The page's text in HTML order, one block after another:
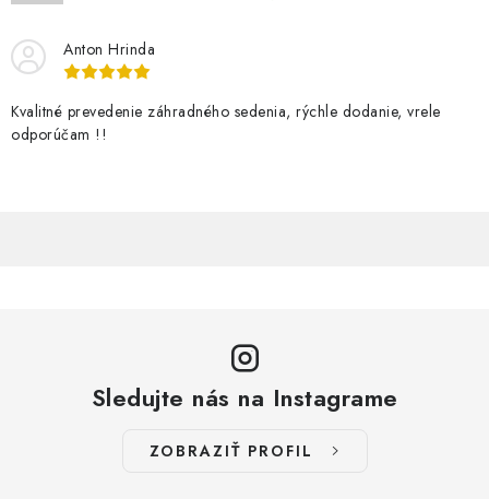
Anton Hrinda
Kvalitné prevedenie záhradného sedenia, rýchle dodanie, vrele
odporúčam !!
Sledujte nás na Instagrame
ZOBRAZIŤ PROFIL